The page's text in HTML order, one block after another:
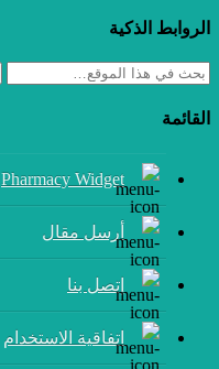
الروابط الذكية
القائمة
Pharmacy Widget
أرسل مقال
إتصل بنا
اتفاقية الاستخدام